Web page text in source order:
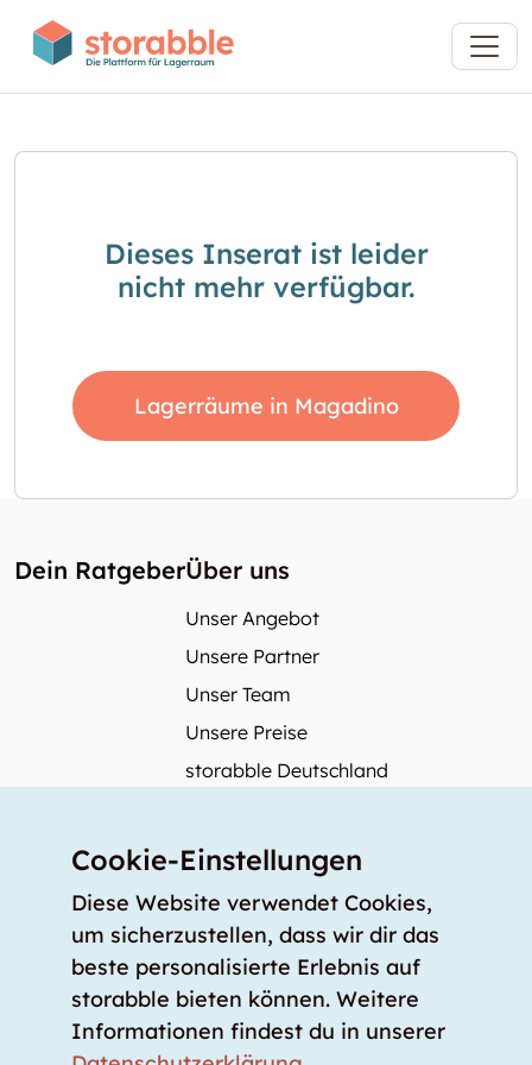
Dieses Inserat ist leider
nicht mehr verfügbar.
Lagerräume in Magadino
Dein RatgeberÜber uns
Unser Angebot
Unsere Partner
Unser Team
Unsere Preise
storabble Deutschland
Mehr über storabble
Medienbeiträge
Wie gross muss ein Lagerraum sein?
Was kostet ein Lagerraum?
Für Lageranbieter
Cookie-Einstellungen
Diese Website verwendet Cookies,
um sicherzustellen, dass wir dir das
beste personalisierte Erlebnis auf
storabble bieten können. Weitere
Informationen findest du in unserer